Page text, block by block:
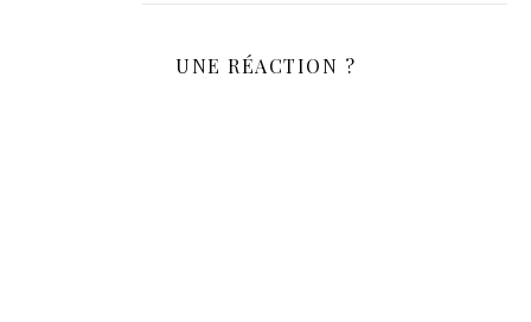
UNE RÉACTION ?